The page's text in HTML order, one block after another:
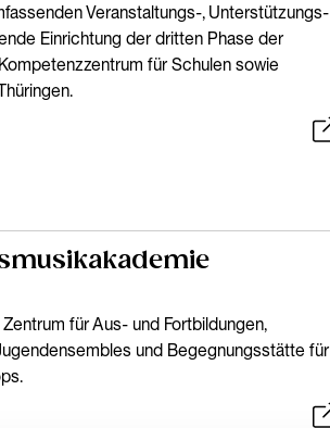
Veranstaltungs-, Unterstützungs-
Einrichtung der dritten Phase der
für Schulen sowie
für Aus- und Fortbildungen,
und Begegnungsstätte für